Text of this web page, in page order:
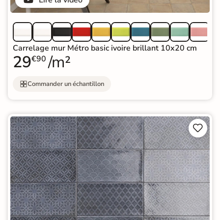
Carrelage mur Métro basic ivoire brillant 10x20 cm
29€90 /m²
Commander un échantillon

